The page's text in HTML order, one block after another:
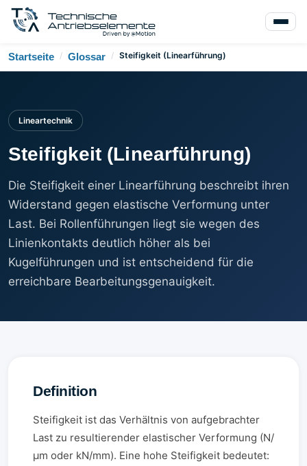
Startseite / Glossar / Steifigkeit (Linearführung)
Lineartechnik
Steifigkeit (Linearführung)
Die Steifigkeit einer Linearführung beschreibt ihren
Widerstand gegen elastische Verformung unter
Last. Bei Rollenführungen liegt sie wegen des
Linienkontakts deutlich höher als bei
Kugelführungen und ist entscheidend für die
erreichbare Bearbeitungsgenauigkeit.
Definition
Steifigkeit ist das Verhältnis von aufgebrachter
Last zu resultierender elastischer Verformung (N/
µm oder kN/mm). Eine hohe Steifigkeit bedeutet: